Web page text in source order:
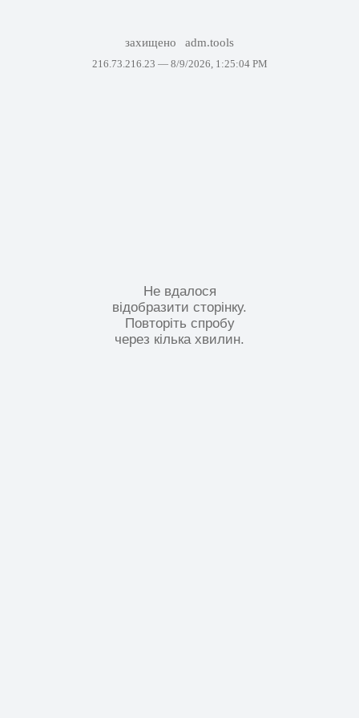
захищено adm.tools
216.73.216.23 — 8/9/2026, 1:25:04 PM
Не вдалося
відобразити сторінку.
Повторіть спробу
через кілька хвилин.